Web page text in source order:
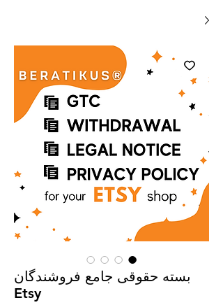
بسته حقوقی جامع فروشندگان
Etsy